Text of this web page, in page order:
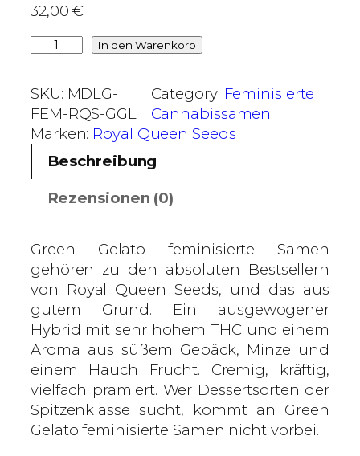
b
9
0
,
0
32,00€
e
e
n
G
o
–
R
o
y
a
l
Q
u
e
In den Warenkorb
SKU: MDLG-
FEM-RQS-GGL
Category: Feminisierte
Cannabissamen
Marken: Royal Queen Seeds
Beschreibung
Rezensionen (0)
Green Gelato feminisierte Samen
gehören zu den absoluten Bestsellern
von Royal Queen Seeds, und das aus
gutem Grund. Ein ausgewogener
Hybrid mit sehr hohem THC und einem
Aroma aus süßem Gebäck, Minze und
einem Hauch Frucht. Cremig, kräftig,
vielfach prämiert. Wer Dessertsorten der
Spitzenklasse sucht, kommt an Green
Gelato feminisierte Samen nicht vorbei.